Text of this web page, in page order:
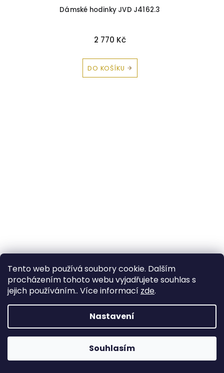
Tento web používá soubory cookie. Dalším
procházením tohoto webu vyjadřujete souhlas s
jejich používáním.. Více informací zde.
Nastavení
Souhlasím
Dámské hodinky JVD J4162.3
2 770 Kč
DO KOŠÍKU
3 140 Kč
DO KOŠÍKU